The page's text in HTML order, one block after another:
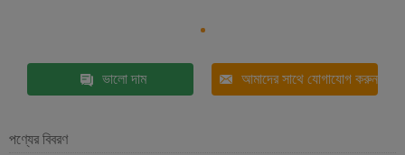
ভালো দাম আমাদের সাথে যোগাযোগ করুন
পণ্যের বিবরণ